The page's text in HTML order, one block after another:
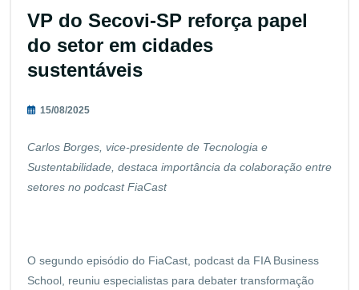
VP do Secovi-SP reforça papel
do setor em cidades
sustentáveis
15/08/2025
Carlos Borges, vice-presidente de Tecnologia e
Sustentabilidade, destaca importância da colaboração entre
setores no podcast FiaCast
O segundo episódio do FiaCast, podcast da FIA Business
School, reuniu especialistas para debater transformação